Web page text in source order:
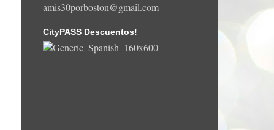
amis30porboston@gmail.com
CityPASS Descuentos!